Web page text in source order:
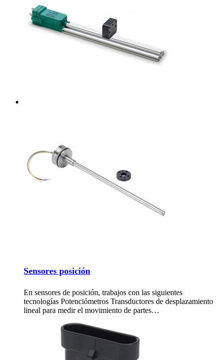
Sensores posición
En sensores de posición, trabajos con las siguientes
tecnologías Potenciómetros Transductores de desplazamiento
lineal para medir el movimiento de partes…